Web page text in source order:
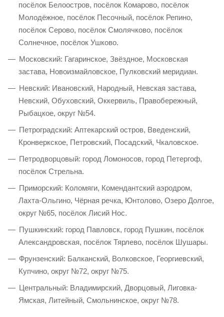
посёлок Белоостров, посёлок Комарово, посёлок
Молодёжное, посёлок Песочный, посёлок Репино,
посёлок Серово, посёлок Смолячково, посёлок
Солнечное, посёлок Ушково.
Московский: Гагаринское, Звёздное, Московская
застава, Новоизмайловское, Пулковский меридиан.
Невский: Ивановский, Народный, Невская застава,
Невский, Обуховский, Оккервиль, Правобережный,
Рыбацкое, округ №54.
Петроградский: Аптекарский остров, Введенский,
Кронверкское, Петровский, Посадский, Чкаловское.
Петродворцовый: город Ломоносов, город Петергоф,
посёлок Стрельна.
Приморский: Коломяги, Комендантский аэродром,
Лахта-Ольгино, Чёрная речка, Юнтолово, Озеро Долгое,
округ №65, посёлок Лисий Нос.
Пушкинский: город Павловск, город Пушкин, посёлок
Александровская, посёлок Тярлево, посёлок Шушары.
Фрунзенский: Балканский, Волковское, Георгиевский,
Купчино, округ №72, округ №75.
Центральный: Владимирский, Дворцовый, Лиговка-
Ямская, Литейный, Смольнинское, округ №78.